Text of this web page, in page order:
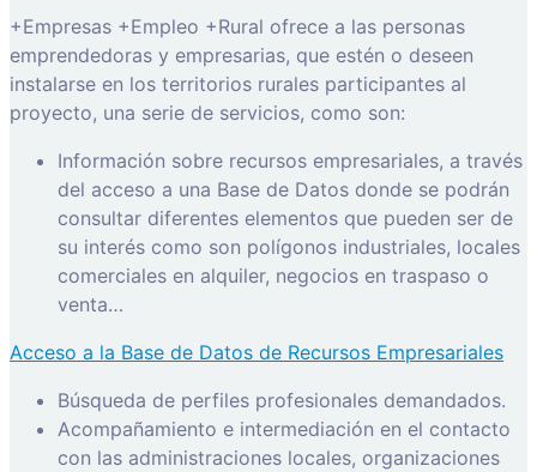
+Empresas +Empleo +Rural ofrece a las personas
emprendedoras y empresarias, que estén o deseen
instalarse en los territorios rurales participantes al
proyecto, una serie de servicios, como son:
Información sobre recursos empresariales, a través
del acceso a una Base de Datos donde se podrán
consultar diferentes elementos que pueden ser de
su interés como son polígonos industriales, locales
comerciales en alquiler, negocios en traspaso o
venta…
Acceso a la Base de Datos de Recursos Empresariales
Búsqueda de perfiles profesionales demandados.
Acompañamiento e intermediación en el contacto
con las administraciones locales, organizaciones